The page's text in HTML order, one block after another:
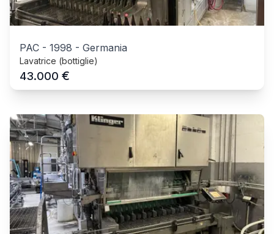
PAC - 1998 - Germania
Lavatrice (bottiglie)
43.000 €